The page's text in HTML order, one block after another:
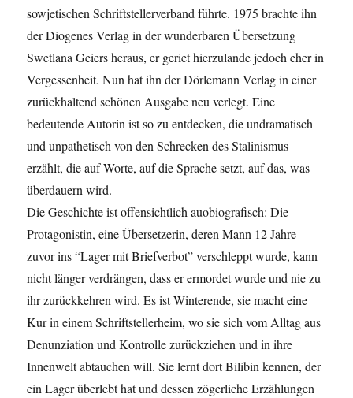
sowjetischen Schriftstellerverband führte. 1975 brachte ihn
der Diogenes Verlag in der wunderbaren Übersetzung
Swetlana Geiers heraus, er geriet hierzulande jedoch eher in
Vergessenheit. Nun hat ihn der Dörlemann Verlag in einer
zurückhaltend schönen Ausgabe neu verlegt. Eine
bedeutende Autorin ist so zu entdecken, die undramatisch
und unpathetisch von den Schrecken des Stalinismus
erzählt, die auf Worte, auf die Sprache setzt, auf das, was
überdauern wird.
Die Geschichte ist offensichtlich auobiografisch: Die
Protagonistin, eine Übersetzerin, deren Mann 12 Jahre
zuvor ins “Lager mit Briefverbot” verschleppt wurde, kann
nicht länger verdrängen, dass er ermordet wurde und nie zu
ihr zurückkehren wird. Es ist Winterende, sie macht eine
Kur in einem Schriftstellerheim, wo sie sich vom Alltag aus
Denunziation und Kontrolle zurückziehen und in ihre
Innenwelt abtauchen will. Sie lernt dort Bilibin kennen, der
ein Lager überlebt hat und dessen zögerliche Erzählungen